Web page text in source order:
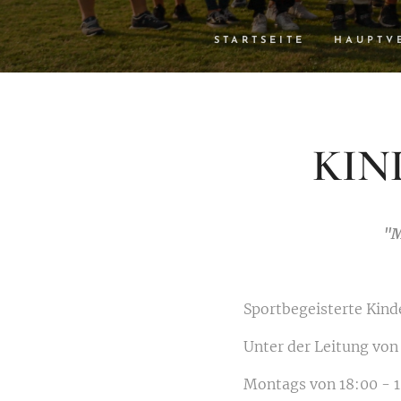
STARTSEITE
Sportbegeisterte
Unter der Leitung
Montags von 18:00 -